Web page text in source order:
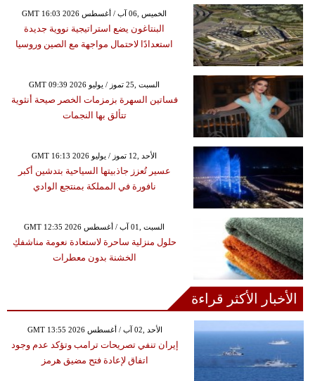
GMT 16:03 2026 الخميس ,06 آب / أغسطس
البنتاغون يضع استراتيجية نووية جديدة
استعدادًا لاحتمال مواجهة مع الصين وروسيا
GMT 09:39 2026 السبت ,25 تموز / يوليو
فساتين السهرة بزمزمات الخصر صيحة أنثوية
تتألق بها النجمات
GMT 16:13 2026 الأحد ,12 تموز / يوليو
عسير تُعزز جاذبيتها السياحية بتدشين أكبر
نافورة في المملكة بمنتجع الوادي
GMT 12:35 2026 السبت ,01 آب / أغسطس
حلول منزلية ساحرة لاستعادة نعومة مناشفكِ
الخشنة بدون معطرات
الأخبار الأكثر قراءة
GMT 13:55 2026 الأحد ,02 آب / أغسطس
إيران تنفي تصريحات ترامب وتؤكد عدم وجود
اتفاق لإعادة فتح مضيق هرمز